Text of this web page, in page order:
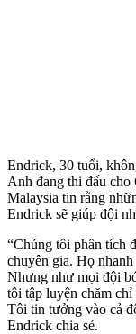
Endrick, 30 tuổi,
Anh đang thi đấu
Malaysia tin rằng
Endrick sẽ giúp đội
“Chúng tôi phân tích
chuyên gia. Họ
Nhưng như mọi đội
tôi tập luyện chăm
Tôi tin tưởng vào cả
Endrick chia sẻ.